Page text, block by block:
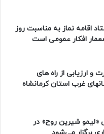
اقامه نماز به مناسبت روز
معمار افکار عمومی است
و ارزیابی از راه های
غرب استان کرمانشاه
«لیمو شیرین روح» در